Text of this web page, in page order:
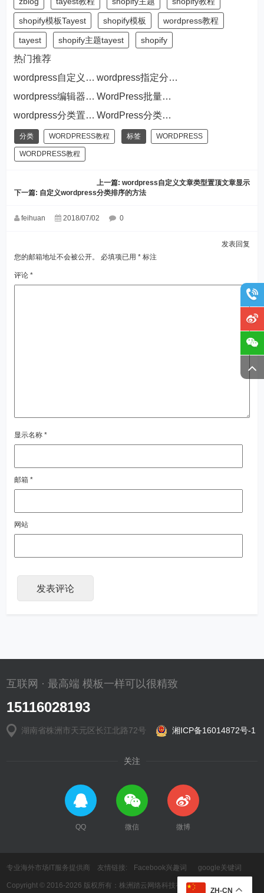
shopify模板Tayest shopify模板 wordpress教程
tayest shopify主题tayest shopify
热门推荐
wordpress自定义字段为空或不为空判断
wordpress指定分类调用置顶文章列表的方法
wordpress编辑器增加字体和文字大小的功能
WordPress批量关闭外链图片的链接
wordpress分类置顶文章的调用方法
WordPress分类拓展自定义栏目的方法
分类 WORDPRESS教程 标签 WORDPRESS
WORDPRESS教程
上一篇:wordpress自定义文章类型置顶文章显示
下一篇: 自定义wordpress分类排序的方法
feihuan 2018/07/02 0
发表回复
您的邮箱地址不会被公开。
必填项已用 *标注
评论 *
显示名称 *
邮箱 *
网站
互联网 · 最高端 模板一样可以很精致
15116028193
湖南省株洲市天元区长江北路72号 湘ICP备16014872号-1
关注
QQ 微信 微博
专业海外市场IT服务提供商 友情链接: Facebook兴趣词 google关键词
Copyright © 2016-2026 版权所有：株洲踏云网络科技有限公司
ZH-CN